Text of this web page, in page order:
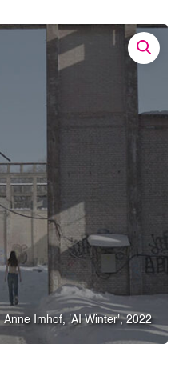
Anne Imhof, 'AI Winter', 2022